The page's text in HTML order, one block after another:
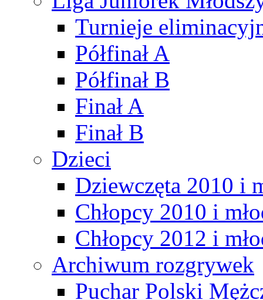
Turnieje
Półfinał A
Półfinał B
Finał A
Finał B
Dzieci
Dziewczęta 2010 i
Chłopcy 2010 i
Chłopcy 2012 i
Archiwum rozgrywek
Puchar Polski